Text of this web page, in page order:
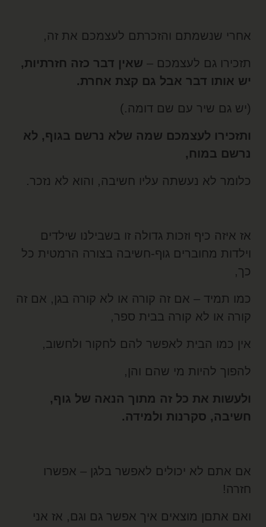
שנשמתם והזכרתם לעצמכם את זה,
גם לעצמכם –שאין דבר כזה חזרתיות,
אותו דבר אבל גם קצת אחרת.
גם שיר עם שם דומה.)
לעצמכם שמה שלא נרשם בגוף, לא
במוח,
לא נעשתה עליו חשיבה, והוא לא נזכר.
איזה כיף וזכות גדולה זו בשבילנו שילדים
מחוברים גוף-חשיבה בצורה הרמטית כל
תמיד – אם זה קורה או לא קורה בגן, אם זה
או לא קורה בבית ספר,
כמו הבית לאפשר להם לחקור ולחשוב,
להיות מי שהם והן,
את כל זה מתוך הנאה של גוף,
סקרנות ולמידה.
אתם לא יכולים לאפשר בלגן – אפשרו
אתםן מוצאים איך אפשר גם וגם, אז אני